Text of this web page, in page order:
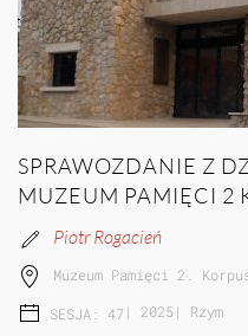
SPRAWOZDANIE Z
MUZEUM PAMIĘCI 2
Piotr Rogacień
Muzeum Pamięci 2.
SESJA: 47 | 2025| Rzym